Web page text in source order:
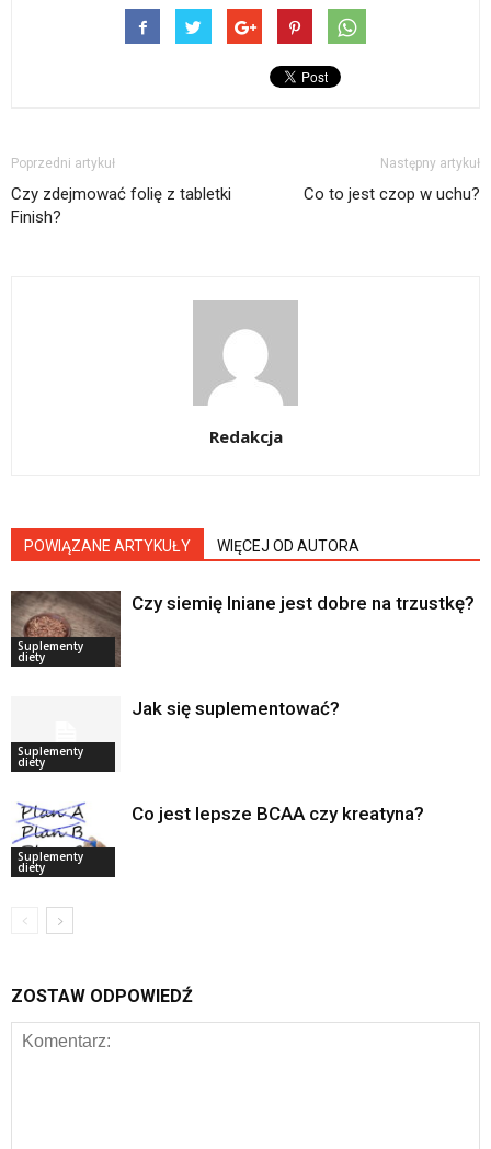
Poprzedni artykuł
Czy zdejmować folię z tabletki
Finish?
Następny artykuł
Co to jest czop w uchu?
Redakcja
POWIĄZANE ARTYKUŁY WIĘCEJ OD AUTORA
Suplementy
diety
Czy siemię lniane jest dobre na trzustkę?
Suplementy
diety
Jak się suplementować?
Suplementy
diety
Co jest lepsze BCAA czy kreatyna?
ZOSTAW ODPOWIEDŹ